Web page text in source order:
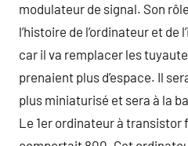
modulateur de signal. Son
l’histoire de l’ordinateur et de
car il va remplacer les
prenaient plus d’espace. Il
plus miniaturisé et sera à la
Le 1er ordinateur à transistor